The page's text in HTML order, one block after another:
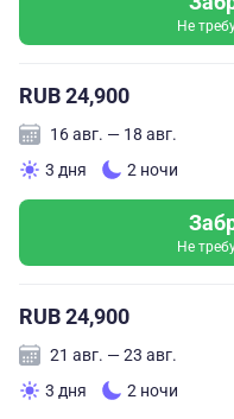
Не
RUB 24,900
16 авг. — 18 авг.
3 дня
2 ночи
Не
RUB 24,900
21 авг. — 23 авг.
3 дня
2 ночи